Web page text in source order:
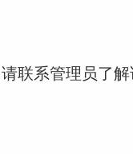
联系管理员了